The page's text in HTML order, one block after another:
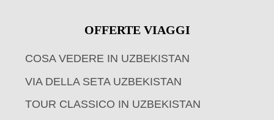
OFFERTE VIAGGI
COSA VEDERE IN UZBEKISTAN
VIA DELLA SETA UZBEKISTAN
TOUR CLASSICO IN UZBEKISTAN